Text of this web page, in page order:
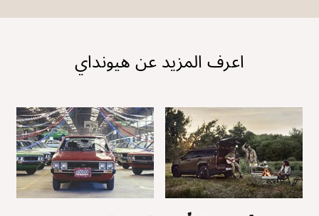
اعرف المزيد عن هيونداي